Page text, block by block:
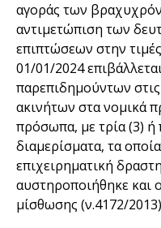
αγοράς των
αντιμετώπιση των
επιπτώσεων στην
01/01/2024
παρεπιδημούντων
ακινήτων στα νομικά
πρόσωπα, με τρία (3) ή
διαμερίσματα, τα
επιχειρηματική
αυστηροποιήθηκε και
μίσθωσης (ν.4172/